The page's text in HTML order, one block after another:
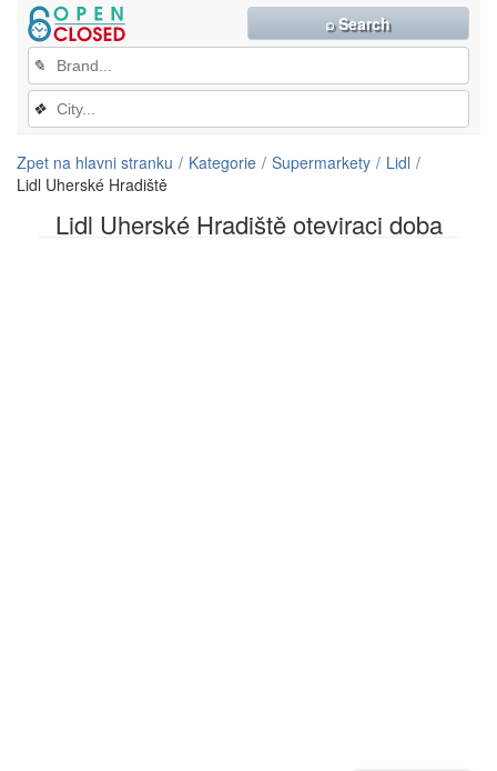
Lidl Uherské Hradiště oteviraci doba
✎
❖
⌕ Search
Zpet na hlavni stranku Kategorie Supermarkety
Lidl
Lidl Uherské Hradiště